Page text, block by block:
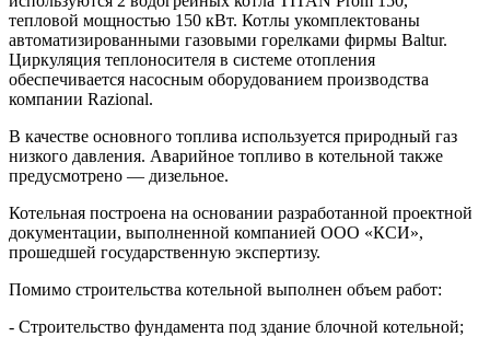
тепловой мощностью 150 кВт. Котлы укомплектованы
автоматизированными газовыми горелками фирмы Baltur.
Циркуляция теплоносителя в системе отопления
обеспечивается насосным оборудованием производства
компании Razional.
В качестве основного топлива используется природный газ
низкого давления. Аварийное топливо в котельной также
предусмотрено — дизельное.
Котельная построена на основании разработанной проектной
документации, выполненной компанией ООО «КСИ»,
прошедшей государственную экспертизу.
Помимо строительства котельной выполнен объем работ:
- Строительство фундамента под здание блочной котельной;